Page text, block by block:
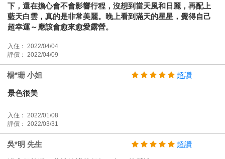
下，還在擔心會不會影響行程，沒想到當天風和日麗，再配上
藍天白雲，真的是非常美麗。晚上看到滿天的星星，覺得自己
超幸運～應該會愈來愈愛露營。
入住： 2022/04/04
評價： 2022/04/09
楊*珊 小姐 超讚
景色很美
入住： 2022/01/08
評價： 2022/03/31
吳*明 先生 超讚